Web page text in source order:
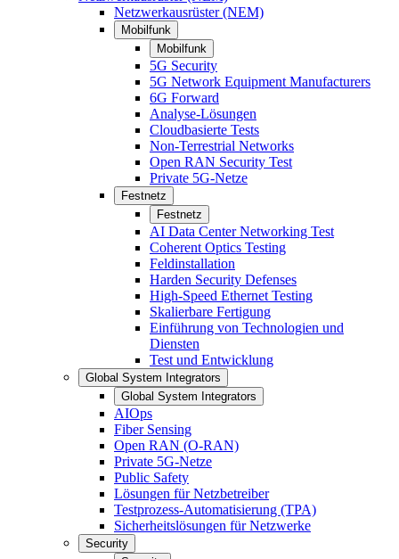
Netzwerkausrüster (NEM)
Mobilfunk
Mobilfunk
5G Security
5G Network Equipment Manufacturers
6G Forward
Analyse-Lösungen
Cloudbasierte Tests
Non-Terrestrial Networks
Open RAN Security Test
Private 5G-Netze
Festnetz
Festnetz
AI Data Center Networking Test
Coherent Optics Testing
Feldinstallation
Harden Security Defenses
High-Speed Ethernet Testing
Skalierbare Fertigung
Einführung von Technologien und
Diensten
Test und Entwicklung
Global System Integrators
Global System Integrators
AIOps
Fiber Sensing
Open RAN (O-RAN)
Private 5G-Netze
Public Safety
Lösungen für Netzbetreiber
Testprozess-Automatisierung (TPA)
Sicherheitslösungen für Netzwerke
Security